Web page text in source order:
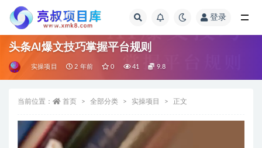
登录
头条AI爆文技巧掌握平台规则
实操项目 2 年前 0 41 9.8
当前位置： 首页 全部分类 实操项目 正文